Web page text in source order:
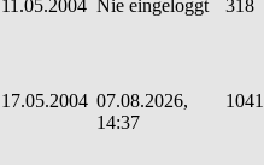
11.05.2004 Nie eingeloggt 318
17.05.2004 07.08.2026,
14:37
1041